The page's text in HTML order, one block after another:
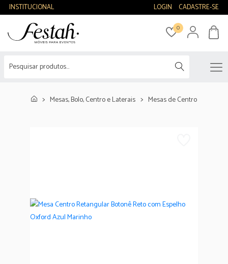
INSTITUCIONAL LOGIN CADASTRE-SE
0
Mesas, Bolo, Centro e Laterais Mesas de Centro